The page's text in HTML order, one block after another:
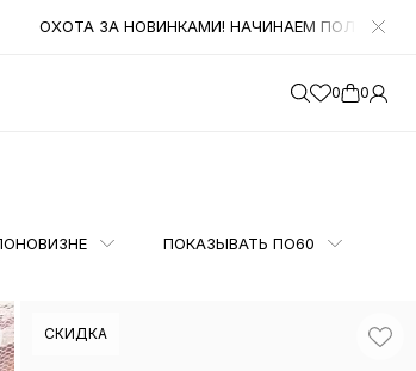
ПОЛУЧАТЬ БОЛЬШОЕ КОЛИЧЕСТВО
0 0
НОВИЗНЕ ПОКАЗЫВАТЬ ПО60
СКИДКА